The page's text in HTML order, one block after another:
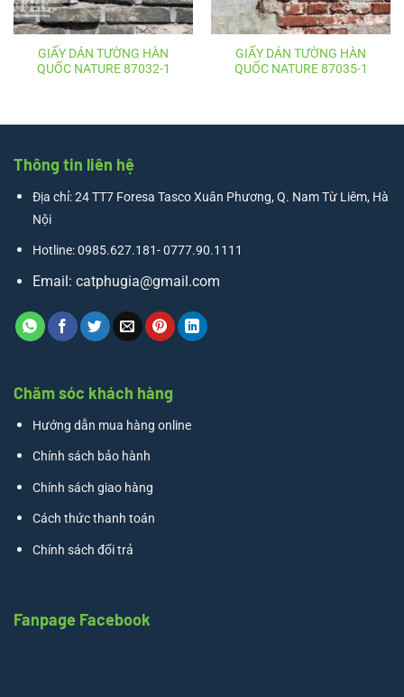
GIẤY DÁN TƯỜNG HÀN
QUỐC NATURE 87032-1
GIẤY DÁN TƯỜNG HÀN
QUỐC NATURE 87035-1
Thông tin liên hệ
Địa chỉ: 24 TT7 Foresa Tasco Xuân Phương, Q. Nam Từ Liêm, Hà
Nội
Hotline: 0985.627.181- 0777.90.1111
Email: catphugia@gmail.com
Chăm sóc khách hàng
Hướng dẫn mua hàng online
Chính sách bảo hành
Chính sách giao hàng
Cách thức thanh toán
Chính sách đổi trả
Fanpage Facebook